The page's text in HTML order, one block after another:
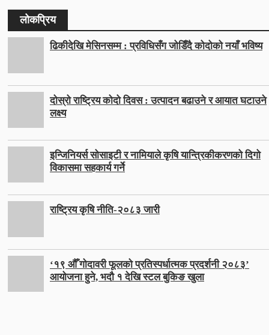
लोकप्रिय
ढिकीदेखि मेसिनसम्म : प्रविधिसँग जोडिँदै कोदोको नयाँ भविष्य
दोस्रो राष्ट्रिय कोदो दिवस : उत्पादन बढाउने र आयात घटाउने
लक्ष्य
इन्जिनियर्स सोसाइटी र नामियाले कृषि यान्त्रिकीकरणको दिगो
विकासमा सहकार्य गर्ने
राष्ट्रिय कृषि नीति-२०८३ जारी
‘१९ औँ गोदावरी फूलको प्रतिस्पर्धात्मक प्रदर्शनी २०८३’
आयोजना हुने, भदौ १ देखि स्टल बुकिङ खुला